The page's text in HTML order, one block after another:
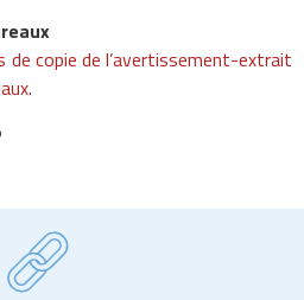
de copie de l’avertissement-extrait